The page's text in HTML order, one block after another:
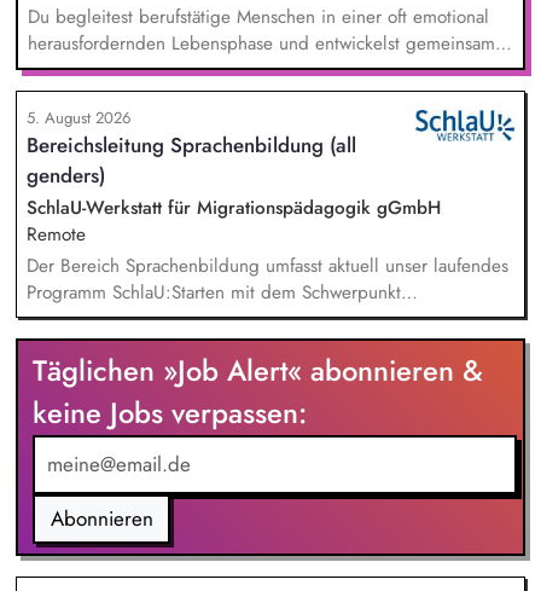
Du begleitest berufstätige Menschen in einer oft emotional
herausfordernden Lebensphase und entwickelst gemeinsam
mit ihnen individuelle Lösungen. Zu deinen Aufgaben
gehören: Individuelle Beratung von pflegenden und
sorgenden Angehörigen, Case Management und Entwicklung
passgenauer Unterstützungslösungen, Vermittlung von Pflege-
und Unterstützungsangeboten, Planung und Durchführung
von Projekten, enge Zusammenarbeit mit
Personalabteilungen namhafter Unternehmen.
5. August 2026
Bereichsleitung Sprachenbildung (all
genders)
SchlaU-Werkstatt für Migrationspädagogik gGmbH
Remote
Der Bereich Sprachenbildung umfasst aktuell unser laufendes
Programm SchlaU:Starten mit dem Schwerpunkt
"Alphabetisierung in DaZ für die Grundschule" sowie
zukünftig weitere auf Unterrichtsmaterial bezogene Projekte
mit den Schwerpunkten sprachensensibles und
rassismuskritisches Deutschlernen von der Grundschule bis in
die Berufliche Bildung. Der Bereich Sprachenbildung
entwickelt in seinen Projekten dazu zielgruppengerechte und
innovative Unterrichtsmaterialien und begleitet pädagogische
Fachkräfte mit daran angeschlossenen
Weiterbildungsangeboten online wie offline.
Täglichen »Job Alert« abonnieren &
keine Jobs verpassen:
Abonnieren